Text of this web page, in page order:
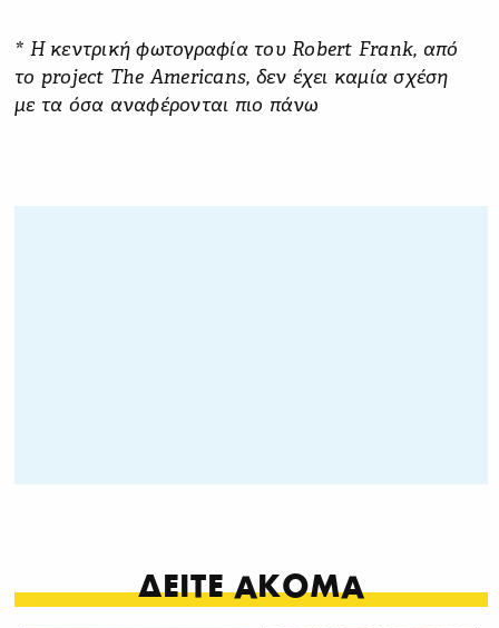
* Η κεντρική φωτογραφία του Robert Frank, από
το project The Americans, δεν έχει καμία σχέση
με τα όσα αναφέρονται πιο πάνω
ΔΕΙΤΕ ΑΚΟΜΑ